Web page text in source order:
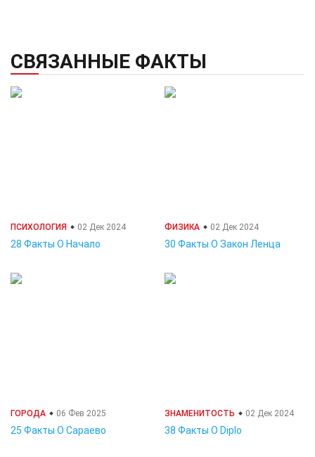
СВЯЗАННЫЕ ФАКТЫ
ПСИХОЛОГИЯ 02 Дек 2024
28 Факты О Начало
ФИЗИКА 02 Дек 2024
30 Факты О Закон Ленца
ГОРОДА 06 Фев 2025
25 Факты О Сараево
ЗНАМЕНИТОСТЬ 02 Дек 2024
38 Факты О Diplo